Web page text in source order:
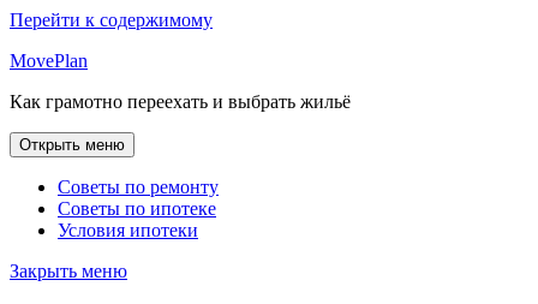
Перейти к содержимому
MovePlan
Как грамотно переехать и выбрать жильё
Открыть меню
Советы по ремонту
Советы по ипотеке
Условия ипотеки
Закрыть меню